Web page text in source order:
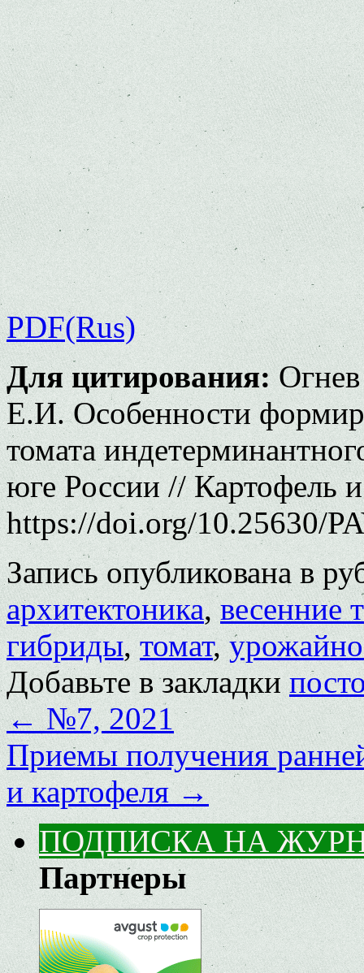
PDF(Rus)
Для цитирования:Огнев
Е.И. Особенности
томата
юге России //
https://doi.org/10.25630/
Запись опубликована в
архитектоника,весенние
гибриды,томат,
Добавьте в закладки
←№7, 2021
Приемы получения
и картофеля→
ПОДПИСКА НА
Партнеры